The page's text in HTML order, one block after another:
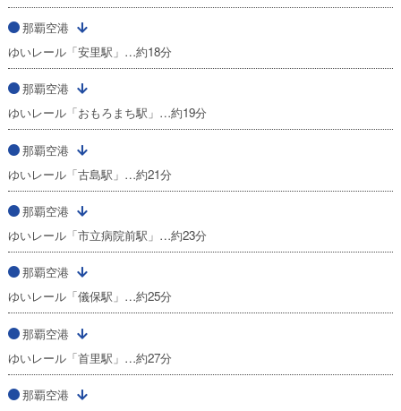
那覇空港
ゆいレール「安里駅」…約18分
那覇空港
ゆいレール「おもろまち駅」…約19分
那覇空港
ゆいレール「古島駅」…約21分
那覇空港
ゆいレール「市立病院前駅」…約23分
那覇空港
ゆいレール「儀保駅」…約25分
那覇空港
ゆいレール「首里駅」…約27分
那覇空港